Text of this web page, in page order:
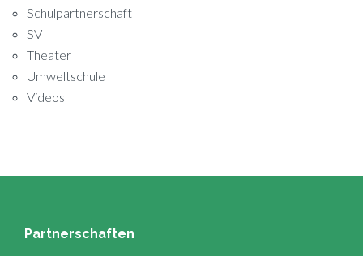
Schulpartnerschaft
SV
Theater
Umweltschule
Videos
Partnerschaften